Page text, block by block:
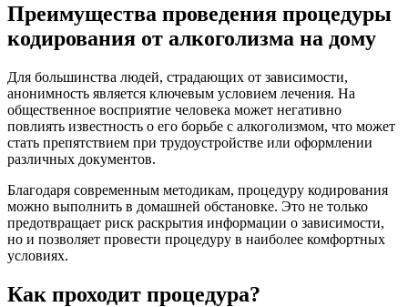
Преимущества проведения процедуры
кодирования от алкоголизма на дому
Для большинства людей, страдающих от зависимости,
анонимность является ключевым условием лечения. На
общественное восприятие человека может негативно
повлиять известность о его борьбе с алкоголизмом, что может
стать препятствием при трудоустройстве или оформлении
различных документов.
Благодаря современным методикам, процедуру кодирования
можно выполнить в домашней обстановке. Это не только
предотвращает риск раскрытия информации о зависимости,
но и позволяет провести процедуру в наиболее комфортных
условиях.
Как проходит процедура?